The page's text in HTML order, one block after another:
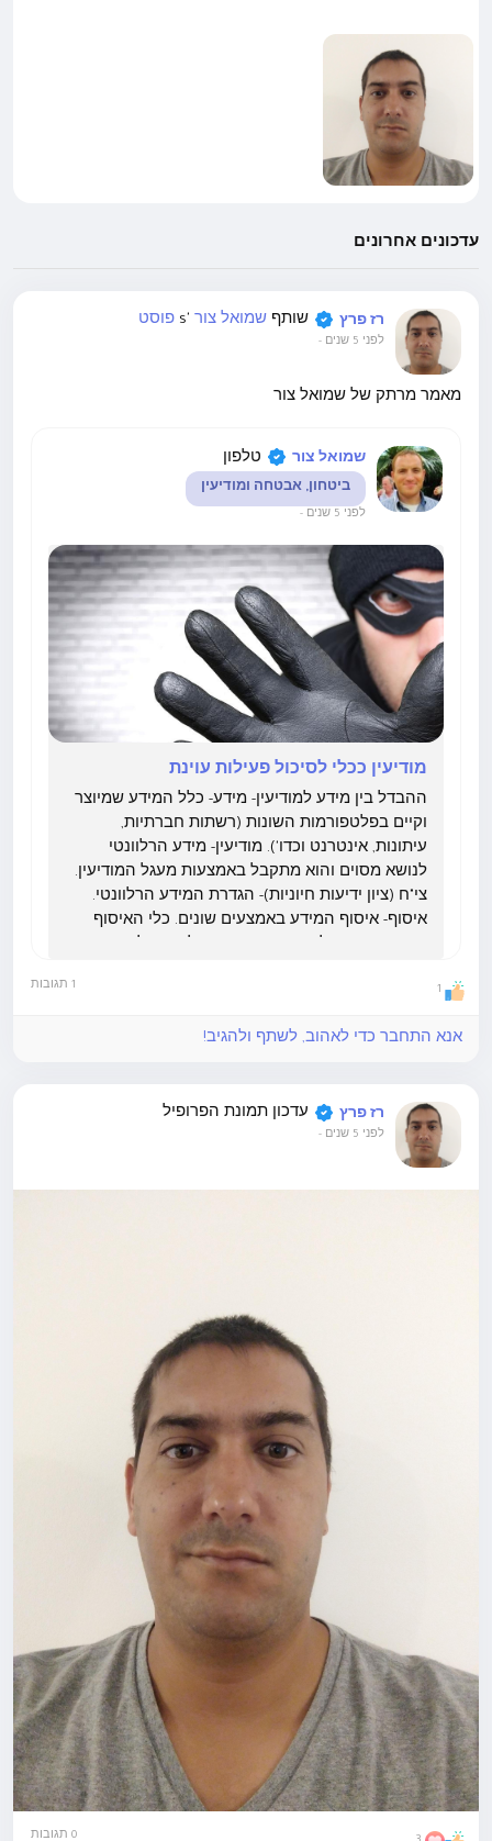
עדכונים אחרונים
רז פרץ שותף שמואל צור פוסט
לפני 5 שנים -
מאמר מרתק של שמואל צור
שמואל צור טלפון
ביטחון, אבטחה ומודיעין
לפני 5 שנים -
מודיעין ככלי לסיכול פעילות עוינת
ההבדל בין מידע למודיעין- מידע- כלל המידע שמיוצר
וקיים בפלטפורמות השונות (רשתות חברתיות,
עיתונות, אינטרנט וכדו'). מודיעין- מידע הרלוונטי
לנושא מסוים והוא מתקבל באמצעות מעגל המודיעין.
צי"ח (ציון ידיעות חיוניות)- הגדרת המידע הרלוונטי.
איסוף- איסוף המידע באמצעים שונים. כלי האיסוף
1
אנא התחבר כדי לאהוב, לשתף ולהגיב!
רז פרץ עדכון תמונת הפרופיל
לפני 5 שנים -